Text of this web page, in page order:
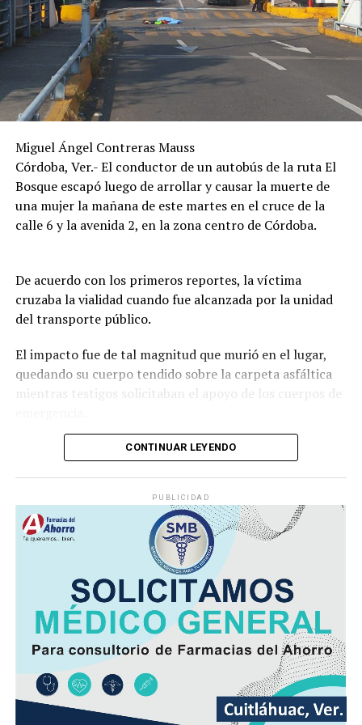
Miguel Ángel Contreras Mauss
Córdoba, Ver.- El conductor de un autobús de la ruta El
Bosque escapó luego de arrollar y causar la muerte de
una mujer la mañana de este martes en el cruce de la
calle 6 y la avenida 2, en la zona centro de Córdoba.
De acuerdo con los primeros reportes, la víctima
cruzaba la vialidad cuando fue alcanzada por la unidad
del transporte público.
El impacto fue de tal magnitud que murió en el lugar,
quedando su cuerpo tendido sobre la carpeta asfáltica
mientras testigos solicitaban el apoyo de los cuerpos de
movilizó a corporaciones de seguridad para tratar de
ubicar tanto al responsable como al vehículo.
Minutos después, el autobús fue encontrado
abandonado en el cruce de la calle 26 y la avenida 9, en
la colonia San José, donde quedó bajo resguardo de las
autoridades como parte de las investigaciones.
Elementos de la Policía Municipal y Estatal acordonaron
el área del accidente para preservar los indicios, en
CONTINUAR LEYENDO
PUBLICIDAD